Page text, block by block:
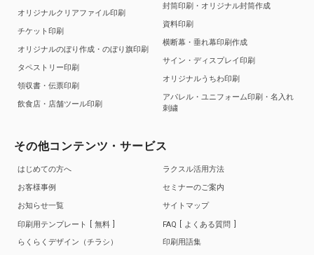
オリジナルクリアファイル印刷
チケット印刷
オリジナルのぼり作成・のぼり旗印刷
タペストリー印刷
領収書・伝票印刷
飲食店・店舗ツール印刷
封筒印刷・オリジナル封筒作成
資料印刷
横断幕・垂れ幕印刷作成
サイン・ディスプレイ印刷
オリジナルうちわ印刷
アパレル・ユニフォーム印刷・名入れ
刺繍
その他コンテンツ・サービス
はじめての方へ
お客様事例
お知らせ一覧
印刷用テンプレート
無料
らくらくデザイン（チラシ）
ラクスル活用方法
セミナーのご案内
サイトマップ
FAQ
よくある質問
印刷用語集